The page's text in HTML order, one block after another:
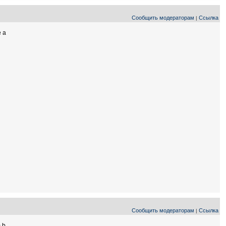
Сообщить модераторам | Ссылка
a
Сообщить модераторам | Ссылка